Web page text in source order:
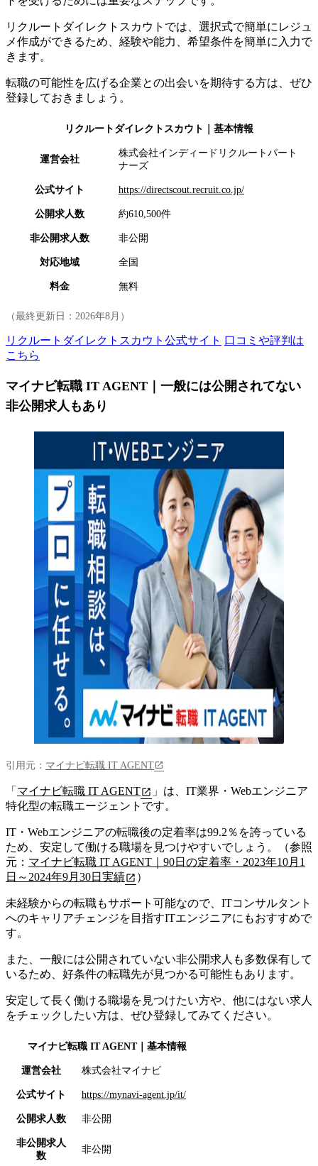
リクルートダイレクトスカウトでは、選択式で簡単にレジュ
メ作成ができるため、経験や能力、希望条件を簡単に入力で
きます。
転職の可能性を広げる企業との出会いを期待する方は、ぜひ
登録しておきましょう。
リクルートダイレクトスカウト ｜基本情報
運営会社
株式会社インディードリクルートパート
ナーズ
公式サイト https://directscout.recruit.co.jp/
公開求人数 約610,500件
非公開求人数 非公開
対応地域 全国
料金 無料
（最終更新日： 2026年8月 ）
リクルートダイレクトスカウト公式サイト 口コミや評判は
こちら
マイナビ転職 IT AGENT｜一般には公開されてない
非公開求人もあり
引用元： マイナビ転職 IT AGENT
「 マイナビ転職 IT AGENT 」は、 IT業界・Webエンジニア
特化型の転職エージェント です。
IT・Webエンジニアの転職後の定着率は99.2％を誇っている
ため、安定して働ける職場を見つけやすいでしょう。（参照
元： マイナビ転職 IT AGENT｜90日の定着率・2023年10月1
日～2024年9月30日実績
）
未経験からの転職もサポート可能なので、ITコンサルタント
へのキャリアチェンジを目指すITエンジニアにもおすすめで
す。
また、一般には公開されていない非公開求人も多数保有して
いるため、好条件の転職先が見つかる可能性もあります。
安定して長く働ける職場を見つけたい方や、他にはない求人
をチェックしたい方は、ぜひ登録してみてください。
マイナビ転職 IT AGENT｜基本情報
運営会社 株式会社マイナビ
公式サイト https://mynavi-agent.jp/it/
公開求人数 非公開
非公開求人
数
非公開